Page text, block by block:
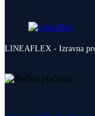
LINEAFLEX - Izravna